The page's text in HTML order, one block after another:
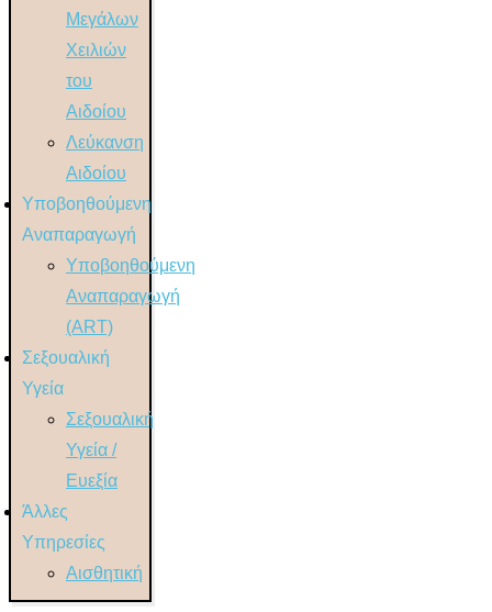
Μεγάλων
Χειλιών
του
Αιδοίου
Λεύκανση
Αιδοίου
Υποβοηθούμενη
Αναπαραγωγή
Υποβοηθούμενη
Αναπαραγωγή
(ART)
Σεξουαλική
Υγεία
Σεξουαλική
Υγεία /
Ευεξία
Άλλες
Υπηρεσίες
Αισθητική